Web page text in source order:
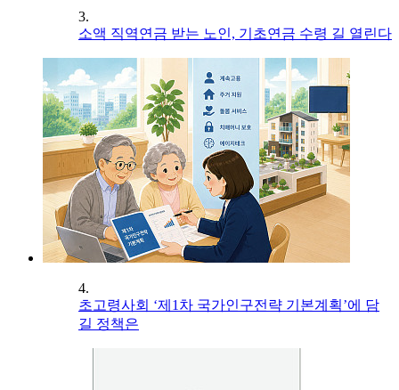
3.
소액 직역연금 받는 노인, 기초연금 수령 길 열린다
4.
초고령사회 ‘제1차 국가인구전략 기본계획’에 담
길 정책은